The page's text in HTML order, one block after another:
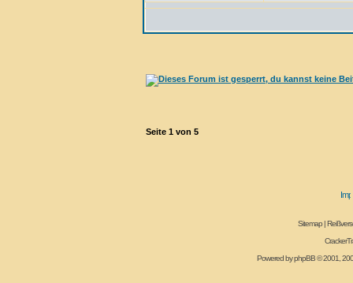
Seite 1 von 5
Sitemap |
Powered byphpBB© 2001,